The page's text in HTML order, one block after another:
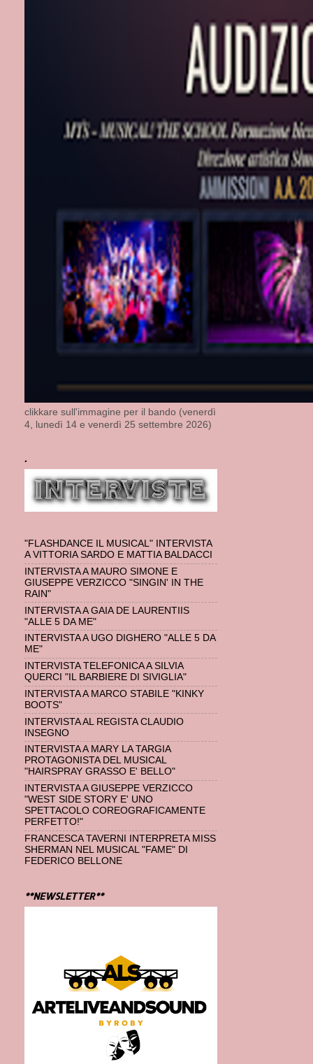
clikkare sull'immagine per il bando (venerdì
4, lunedì 14 e venerdì 25 settembre 2026)
.
"FLASHDANCE IL MUSICAL" INTERVISTA
A VITTORIA SARDO E MATTIA BALDACCI
INTERVISTA A MAURO SIMONE E
GIUSEPPE VERZICCO "SINGIN' IN THE
RAIN"
INTERVISTA A GAIA DE LAURENTIIS
"ALLE 5 DA ME"
INTERVISTA A UGO DIGHERO "ALLE 5 DA
ME"
INTERVISTA TELEFONICA A SILVIA
QUERCI "IL BARBIERE DI SIVIGLIA"
INTERVISTA A MARCO STABILE "KINKY
BOOTS"
INTERVISTA AL REGISTA CLAUDIO
INSEGNO
INTERVISTA A MARY LA TARGIA
PROTAGONISTA DEL MUSICAL
"HAIRSPRAY GRASSO E' BELLO"
INTERVISTA A GIUSEPPE VERZICCO
"WEST SIDE STORY E' UNO
SPETTACOLO COREOGRAFICAMENTE
PERFETTO!"
FRANCESCA TAVERNI INTERPRETA MISS
SHERMAN NEL MUSICAL "FAME" DI
FEDERICO BELLONE
**NEWSLETTER**